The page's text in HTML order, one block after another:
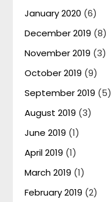
January 2020 (6)
December 2019 (8)
November 2019 (3)
October 2019 (9)
September 2019 (5)
August 2019 (3)
June 2019 (1)
April 2019 (1)
March 2019 (1)
February 2019 (2)